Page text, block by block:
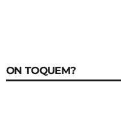
ON TOQUEM?